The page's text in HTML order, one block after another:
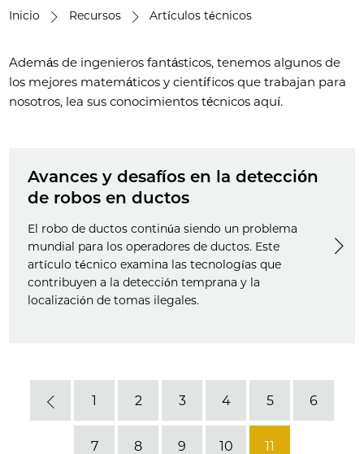
Inicio Recursos Artículos técnicos
Además de ingenieros fantásticos, tenemos algunos de
los mejores matemáticos y científicos que trabajan para
nosotros, lea sus conocimientos técnicos aquí.
Avances y desafíos en la detección
de robos en ductos
El robo de ductos continúa siendo un problema
mundial para los operadores de ductos. Este
artículo técnico examina las tecnologías que
contribuyen a la detección temprana y la
localización de tomas ilegales.
Previous
1 2 3 4 5 6
7 8 9 10 11